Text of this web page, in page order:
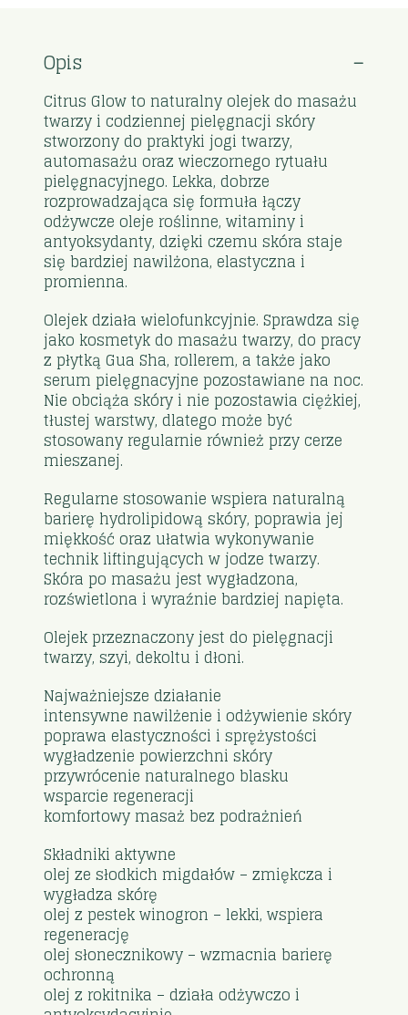
Opis
Citrus Glow to naturalny olejek do masażu
twarzy i codziennej pielęgnacji skóry
stworzony do praktyki jogi twarzy,
automasażu oraz wieczornego rytuału
pielęgnacyjnego. Lekka, dobrze
rozprowadzająca się formuła łączy
odżywcze oleje roślinne, witaminy i
antyoksydanty, dzięki czemu skóra staje
się bardziej nawilżona, elastyczna i
promienna.
Olejek działa wielofunkcyjnie. Sprawdza się
jako kosmetyk do masażu twarzy, do pracy
z płytką Gua Sha, rollerem, a także jako
serum pielęgnacyjne pozostawiane na noc.
Nie obciąża skóry i nie pozostawia ciężkiej,
tłustej warstwy, dlatego może być
stosowany regularnie również przy cerze
mieszanej.
Regularne stosowanie wspiera naturalną
barierę hydrolipidową skóry, poprawia jej
miękkość oraz ułatwia wykonywanie
technik liftingujących w jodze twarzy.
Skóra po masażu jest wygładzona,
rozświetlona i wyraźnie bardziej napięta.
Olejek przeznaczony jest do pielęgnacji
twarzy, szyi, dekoltu i dłoni.
Najważniejsze działanie
intensywne nawilżenie i odżywienie skóry
poprawa elastyczności i sprężystości
wygładzenie powierzchni skóry
przywrócenie naturalnego blasku
wsparcie regeneracji
komfortowy masaż bez podrażnień
Składniki aktywne
olej ze słodkich migdałów – zmiękcza i
wygładza skórę
olej z pestek winogron – lekki, wspiera
regenerację
olej słonecznikowy – wzmacnia barierę
ochronną
olej z rokitnika – działa odżywczo i